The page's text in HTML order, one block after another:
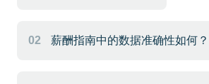
02 薪酬指南中的数据准确性如何？